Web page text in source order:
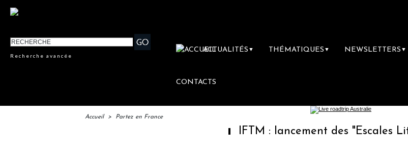
Recherche avancée
ACTUALITÉS ▼ THÉMATIQUES ▼ NEWSLETTERS ▼
CONTACTS
Accueil > Partez en France
IFTM : lancement des "Escales